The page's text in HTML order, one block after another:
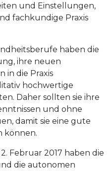
und Einstellungen,
fachkundige Praxis
haben die
ihre neuen
in die Praxis
hochwertige
Daher sollten sie ihre
und ohne
damit sie eine gute
können.
Februar 2017 haben die
die autonomen